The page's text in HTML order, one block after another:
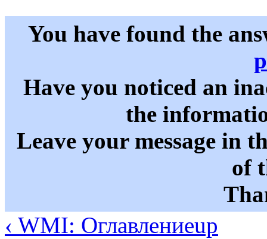
You have found the
Have you noticed an
the
Leave your message in
of
‹ WMI: Оглавлениеup